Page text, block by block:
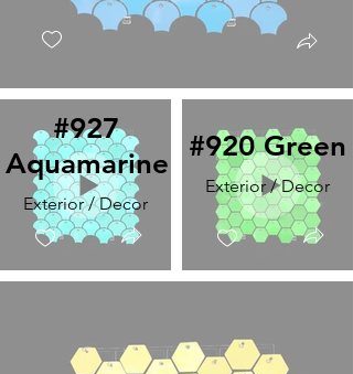
#927
Aquamarine
Exterior / Decor
#920 Green
Exterior / Decor